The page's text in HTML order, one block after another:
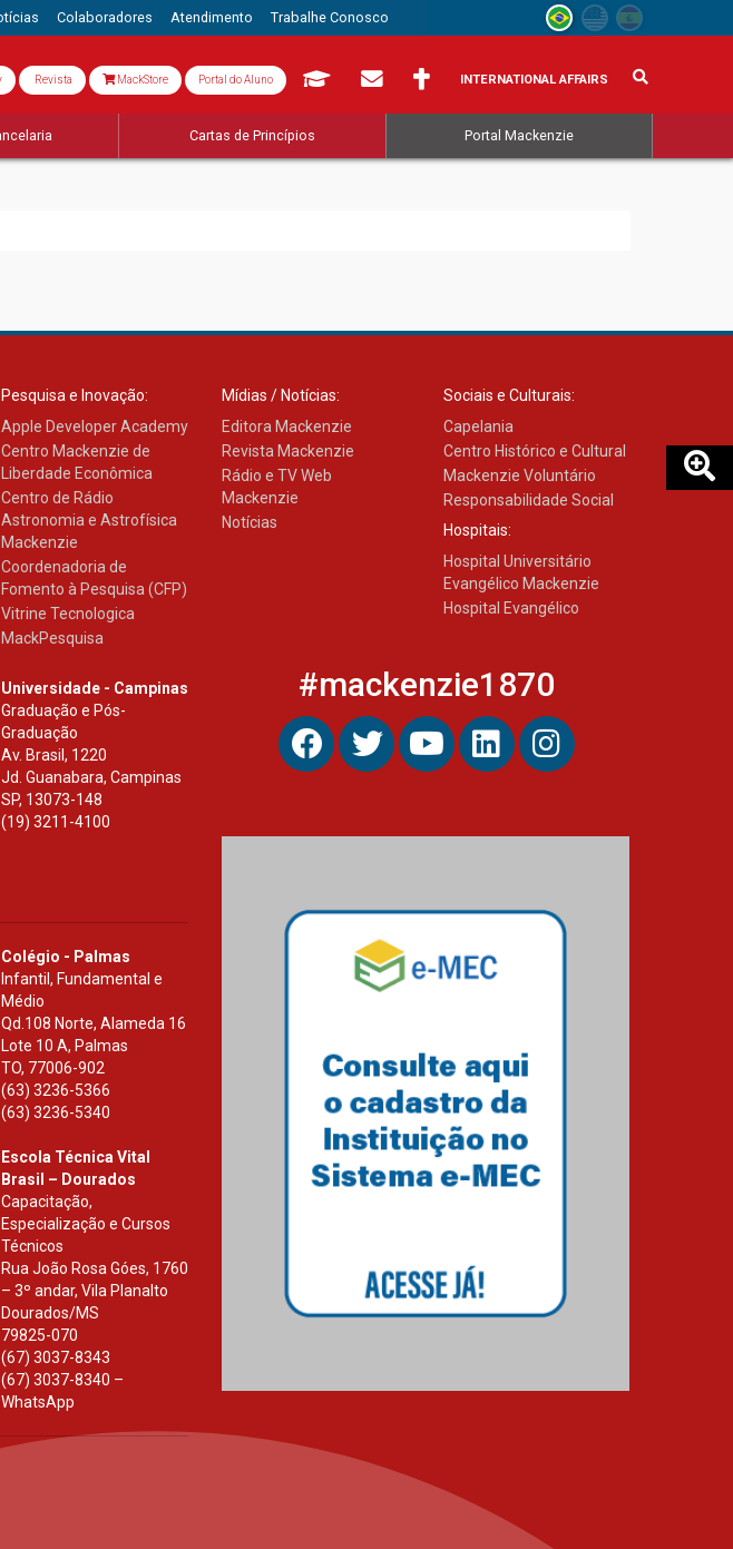
Colaboradores Atendimento Trabalhe Conosco
Revista MackStore Portal do Aluno INTERNATIONAL AFFAIRS
Cartas de Princípios Portal Mackenzie
Pesquisa e Inovação:
Apple Developer Academy
Centro Mackenzie de
Liberdade Econômica
Centro de Rádio
Astronomia e Astrofísica
Mackenzie
Coordenadoria de
Fomento à Pesquisa (CFP)
Vitrine Tecnologica
MackPesquisa
Mídias / Notícias:
Editora Mackenzie
Revista Mackenzie
Rádio e TV Web
Mackenzie
Notícias
Sociais e Culturais:
Capelania
Centro Histórico e Cultural
Mackenzie Voluntário
Responsabilidade Social
Hospitais:
Hospital Universitário
Evangélico Mackenzie
Hospital Evangélico
Universidade - Campinas
Graduação e Pós-
Graduação
Av. Brasil, 1220
Jd. Guanabara, Campinas
SP, 13073-148
(19) 3211-4100
Colégio - Palmas
Infantil, Fundamental e
Médio
Qd.108 Norte, Alameda 16
Lote 10 A, Palmas
TO, 77006-902
(63) 3236-5366
(63) 3236-5340
Escola Técnica Vital
Brasil – Dourados
Capacitação,
Especialização e Cursos
Técnicos
Rua João Rosa Góes, 1760
– 3º andar, Vila Planalto
Dourados/MS
79825-070
(67) 3037-8343
(67) 3037-8340 –
WhatsApp
#mackenzie1870